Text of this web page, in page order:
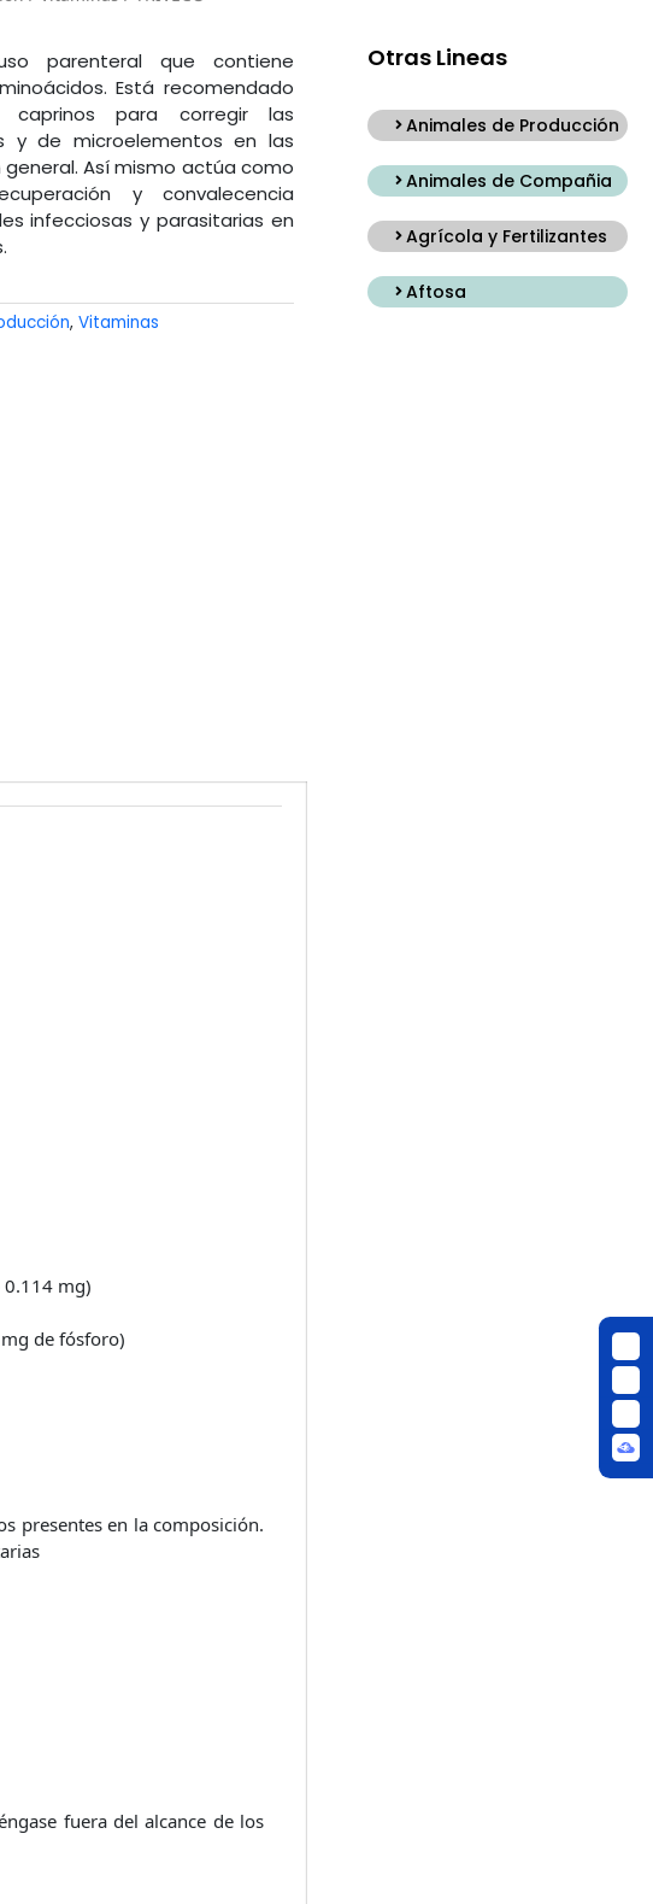
parenteral que contiene
Está recomendado
para corregir las
y de microelementos en las
Así mismo actúa como
y convalecencia
infecciosas y parasitarias en
, Vitaminas
mg)
de fósforo)
presentes en la composición.
fuera del alcance de los
Otras Lineas
Animales de Producción
Animales de Compañia
Agrícola y Fertilizantes
Aftosa